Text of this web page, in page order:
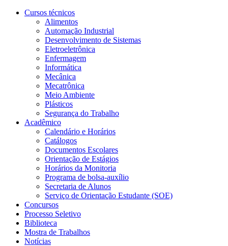
Cursos técnicos
Alimentos
Automação Industrial
Desenvolvimento de Sistemas
Eletroeletrônica
Enfermagem
Informática
Mecânica
Mecatrônica
Meio Ambiente
Plásticos
Segurança do Trabalho
Acadêmico
Calendário e Horários
Catálogos
Documentos Escolares
Orientação de Estágios
Horários da Monitoria
Programa de bolsa-auxílio
Secretaria de Alunos
Serviço de Orientação Estudante (SOE)
Concursos
Processo Seletivo
Biblioteca
Mostra de Trabalhos
Notícias